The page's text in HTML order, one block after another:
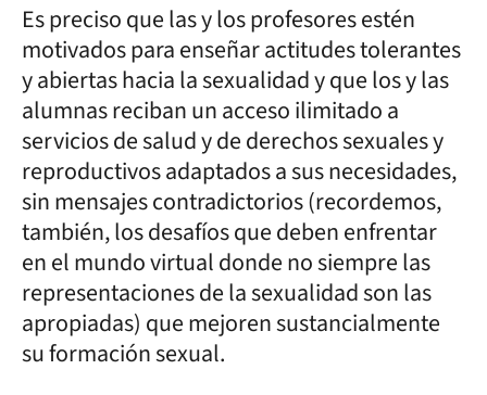
Es preciso que las y los profesores estén
motivados para enseñar actitudes tolerantes
y abiertas hacia la sexualidad y que los y las
alumnas reciban un acceso ilimitado a
servicios de salud y de derechos sexuales y
reproductivos adaptados a sus necesidades,
sin mensajes contradictorios (recordemos,
también, los desafíos que deben enfrentar
en el mundo virtual donde no siempre las
representaciones de la sexualidad son las
apropiadas) que mejoren sustancialmente
su formación sexual.